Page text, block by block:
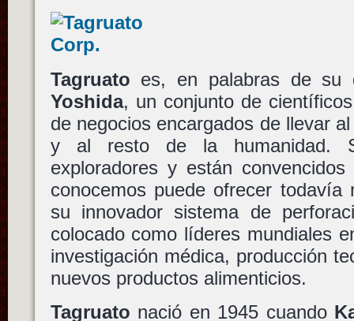
Tagruato es, en palabras de su
Yoshida, un conjunto de
de negocios encargados de llevar
y al resto de la humanidad.
exploradores y están
conocemos puede ofrecer
su innovador sistema de
colocado como líderes mundiales
investigación médica, producción
nuevos productos alimenticios.
Tagruato nació en 1945 cuando